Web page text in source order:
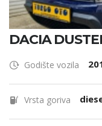
DACIA
Godište vozila
Vrsta goriva